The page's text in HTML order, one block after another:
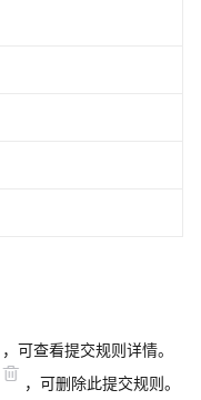
，可查看提交规则详情。
，可删除此提交规则。